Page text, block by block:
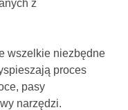
z
wszelkie niezbędne
proces
pasy
narzędzi.